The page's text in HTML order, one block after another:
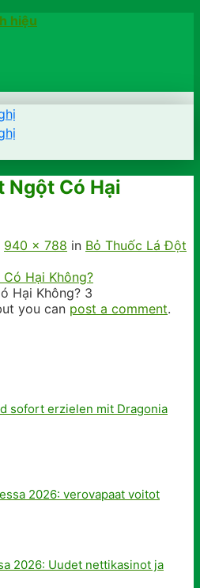
hiệu
Ngột Có Hại
940 × 788 in Bỏ Thuốc Lá Đột
Hại Không? 3
you can post a comment.
sofort erzielen mit Dragonia
2026: verovapaat voitot
2026: Uudet nettikasinot ja